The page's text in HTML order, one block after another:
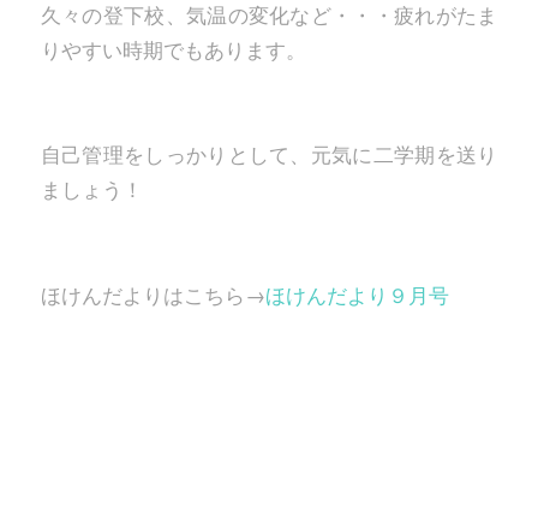
久々の登下校、気温の変化など・・・疲れがたま
りやすい時期でもあります。
自己管理をしっかりとして、元気に二学期を送り
ましょう！
ほけんだよりはこちら→ほけんだより９月号